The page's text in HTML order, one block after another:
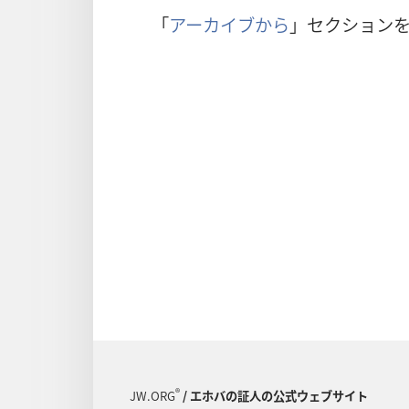
「アーカイブから 」セクション
JW.ORG®/ エホバの証人の公式ウェブサイト